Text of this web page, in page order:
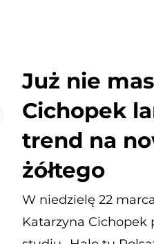
Już nie
Cichopek
trend na
żółtego
W niedzielę 22
Katarzyna Cichopek